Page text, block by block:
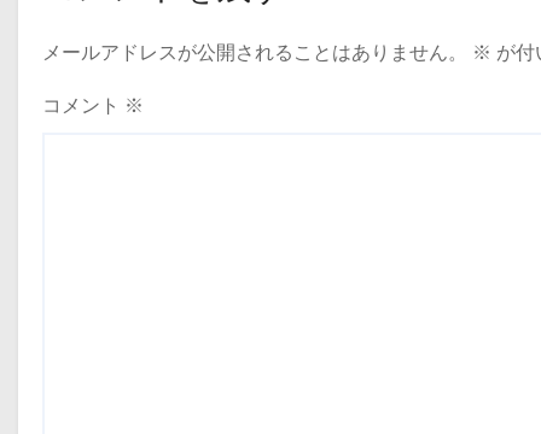
メールアドレスが公開されることはありません。 ※ が付
コメント ※